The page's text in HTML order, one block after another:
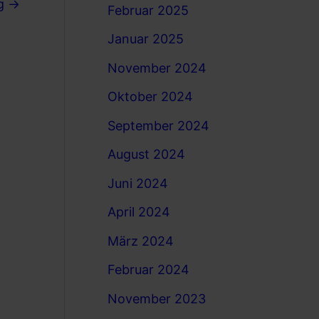
→
Februar 2025
Januar 2025
November 2024
Oktober 2024
September 2024
August 2024
Juni 2024
April 2024
März 2024
Februar 2024
November 2023